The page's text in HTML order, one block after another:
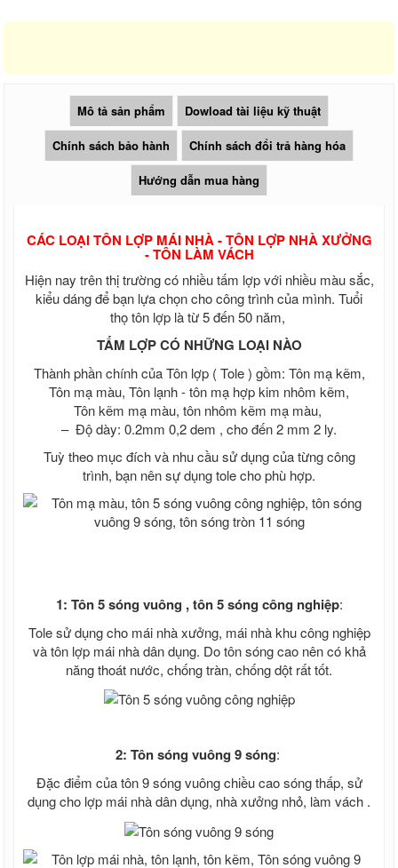
960 2 sóng 3 sóng 4 sóng Sx theo yêu
Tôn nhựa sáng clip lock HD 945 mm
Tôn nhựa sáng 11 sóng tròn
Tôn nhựa sáng 9 sóng vuông
Tôn nhựa sáng 5 sóng công nghiệp
Tôn nhựa sáng phẳng
Tôn nhựa sáng sợi thủy tinh
Tôn nhựa PVC
Tôn nhựa sáng composite
Sale Tôn nhựa PVC
Tấm polycarbonate, Tấm nhựa sáng
thông minh
Tấm polycarbonate rỗng ruột, tấm nhựa
sáng thông minh
Tấm polycarbonate đặc ruột, tấm
polycarbonate rỗng, tấm nhựa sáng
Tấm polycarbonate Hàn Quốc
Tấm polycarbonate Ấn Độ EU
Tấm polycarbonate Indonesia
Tấm polycarbonate hàng Đức
Tấm polycarbonate Malaysia
Tấm nhựa poly lấy sáng màu trà 3mm
4mm 5mm 6mm
Giá tấm xi măng cemboard Thái Lan
Báo giá thi công tấm Cemboard TPHCM
Tấm cemboard duraflex - Tấm
Cemboard Vĩnh Tường
Giá tấm xi măng Thái Lan SCG nhập
100%
Sale Tấm cemboard Thái Lan SCG
Sale Tấm cemboard Thái Lan Dura
Giá ván copha đỏ 4m, Ván cốp pha đen
Ván coppha đỏ 4m, Giá ván copha đỏ
2021 2022, Ván cốp pha giá rẻ
Ván coppha đen 4m, Bảng báo giá ván
copha đen, Ván cốp pha giá rẻ
Ván coppha màu vàng 4 m, Bảng báo giá
Mô tả sản phẩm Dowload tài liệu kỹ thuật
Chính sách bảo hành Chính sách đổi trả hàng hóa
Hướng dẫn mua hàng
CÁC LOẠI TÔN LỢP MÁI NHÀ - TÔN LỢP NHÀ XƯỞNG
- TÔN LÀM VÁCH
Hiện nay trên thị trường có nhiều tấm lợp với nhiều màu sắc,
kiểu dáng để bạn lựa chọn cho công trình của mình. Tuổi
thọ tôn lợp là từ 5 đến 50 năm,
TẤM LỢP CÓ NHỮNG LOẠI NÀO
Thành phần chính của Tôn lợp ( Tole ) gồm: Tôn mạ kẽm,
Tôn mạ màu, Tôn lạnh - tôn mạ hợp kim nhôm kẽm,
Tôn kẽm mạ màu, tôn nhôm kẽm mạ màu,
– Độ dày: 0.2mm 0,2 dem , cho đến 2 mm 2 ly.
Tuỳ theo mục đích và nhu cầu sử dụng của từng công
trình, bạn nên sự dụng tole cho phù hợp.
1: Tôn 5 sóng vuông , tôn 5 sóng công nghiệp:
Tole sử dụng cho mái nhà xưởng, mái nhà khu công nghiệp
và tôn lợp mái nhà dân dụng. Do tôn sóng cao nên có khả
năng thoát nước, chống tràn, chống dột rất tốt.
2: Tôn sóng vuông 9 sóng:
Đặc điểm của tôn 9 sóng vuông chiều cao sóng thấp, sử
dụng cho lợp mái nhà dân dụng, nhà xưởng nhỏ, làm vách .